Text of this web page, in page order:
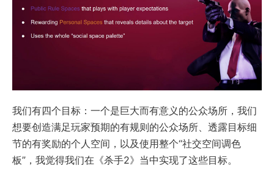
我们有四个目标：一个是巨大而有意义的公众场所，我们
想要创造满足玩家预期的有规则的公众场所、透露目标细
节的有奖励的个人空间，以及使用整个“社交空间调色
板”，我觉得我们在《杀手2》当中实现了这些目标。